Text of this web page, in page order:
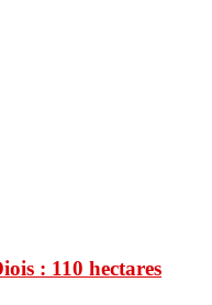
: 110 hectares